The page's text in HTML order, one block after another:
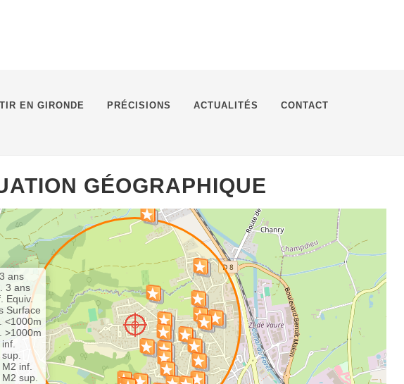
EN GIRONDE PRÉCISIONS ACTUALITÉS CONTACT
GÉOGRAPHIQUE
ans
3 ans
Equiv.
Surface
<1000m
>1000m
inf.
sup.